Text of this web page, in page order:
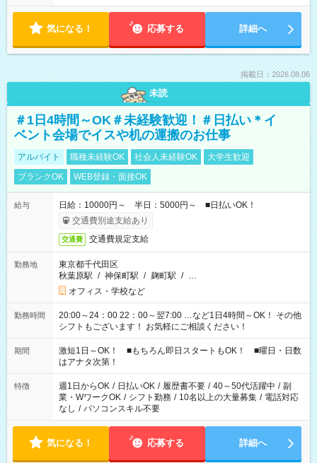
気になる！ 応募する 詳細へ
掲載日：2026.08.06
未読
＃1日4時間～OK＃未経験歓迎！＃日払い＊イ
ベント会場でイスや机の運搬のお仕事
アルバイト 職種未経験OK 社会人未経験OK
大学生歓迎
ブランクOK
WEB登録・面接OK
給与
日給：10000円～ 半日：5000円～ ■日払いOK！
交通費別途支給あり
交通費 交通費規定支給
勤務地
東京都千代田区
秋葉原駅 / 神保町駅 / 麹町駅 / …
オフィス・学校など
勤務時間
20:00～24：00 22：00～翌7:00 …など1日4時間～OK！ その他
シフトもございます！ お気軽にご相談ください！
期間
激短1日～OK！ ■もちろん即日スタートもOK！ ■曜日・日数
はアナタ次第！
特徴 週1日からOK / 日払いOK / 履歴書不要 / 40～50代活躍中 / 副
業・WワークOK / シフト勤務 / 10名以上の大量募集 / 電話対応
なし / パソコンスキル不要
気になる！ 応募する 詳細へ